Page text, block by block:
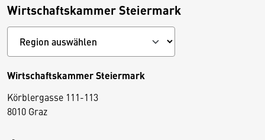
Wirtschaftskammer Steiermark
Wirtschaftskammer Steiermark
Körblergasse 111-113
8010 Graz
D
i